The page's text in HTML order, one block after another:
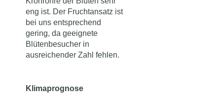
eng ist. Der Fruchtansatz ist
bei uns entsprechend
gering, da geeignete
Blütenbesucher in
ausreichender Zahl fehlen.
Klimaprognose